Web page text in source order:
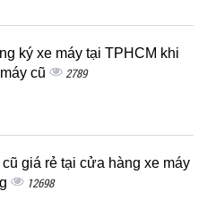
ký xe máy tại TPHCM khi
cũ
2789
cũ giá rẻ tại cửa hàng xe máy
12698